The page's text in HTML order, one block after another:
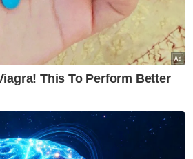
Zahnita (tengah) sewaktu menjayakan
‘Crowned In Confidence Smart
Financially’ anjuran Sinar Daily pada
HARIAN ASRIL ASWANDI SHUKOR
kena cari duit lebih dengan
dapat membina